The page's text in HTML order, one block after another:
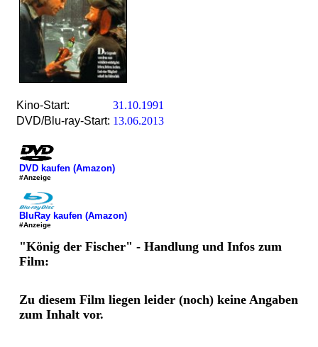
Kino-Start:
31.10.1991
DVD/Blu-ray-Start: 13.06.2013
DVD kaufen (Amazon)
#Anzeige
BluRay kaufen (Amazon)
#Anzeige
"König der Fischer" - Handlung und Infos zum
Film:
Zu diesem Film liegen leider (noch) keine Angaben
zum Inhalt vor.